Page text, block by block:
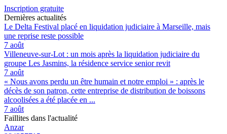
Inscription gratuite
Dernières actualités
Le Delta Festival placé en liquidation judiciaire à Marseille, mais
une reprise reste possible
7 août
Villeneuve-sur-Lot : un mois après la liquidation judiciaire du
groupe Les Jasmins, la résidence service senior revit
7 août
« Nous avons perdu un être humain et notre emploi » : après le
décès de son patron, cette entreprise de distribution de boissons
alcoolisées a été placée en ...
7 août
Faillites dans l'actualité
Anzar